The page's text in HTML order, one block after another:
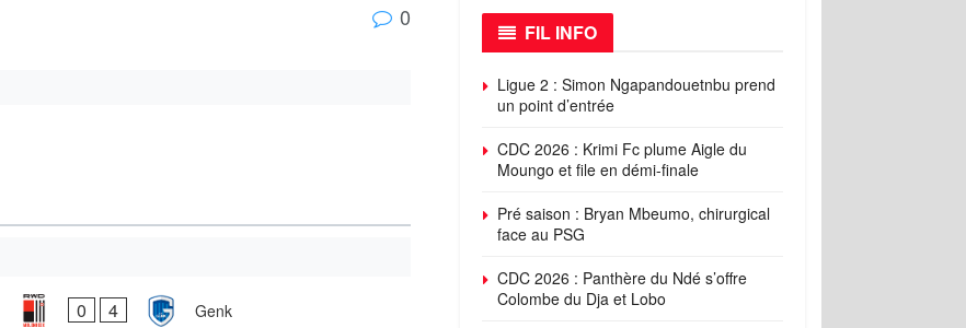
0
0 4 Genk
FIL INFO
Ligue 2 : Simon Ngapandouetnbu prend
un point d’entrée
CDC 2026 : Krimi Fc plume Aigle du
Moungo et file en démi-finale
Pré saison : Bryan Mbeumo, chirurgical
face au PSG
CDC 2026 : Panthère du Ndé s’offre
Colombe du Dja et Lobo